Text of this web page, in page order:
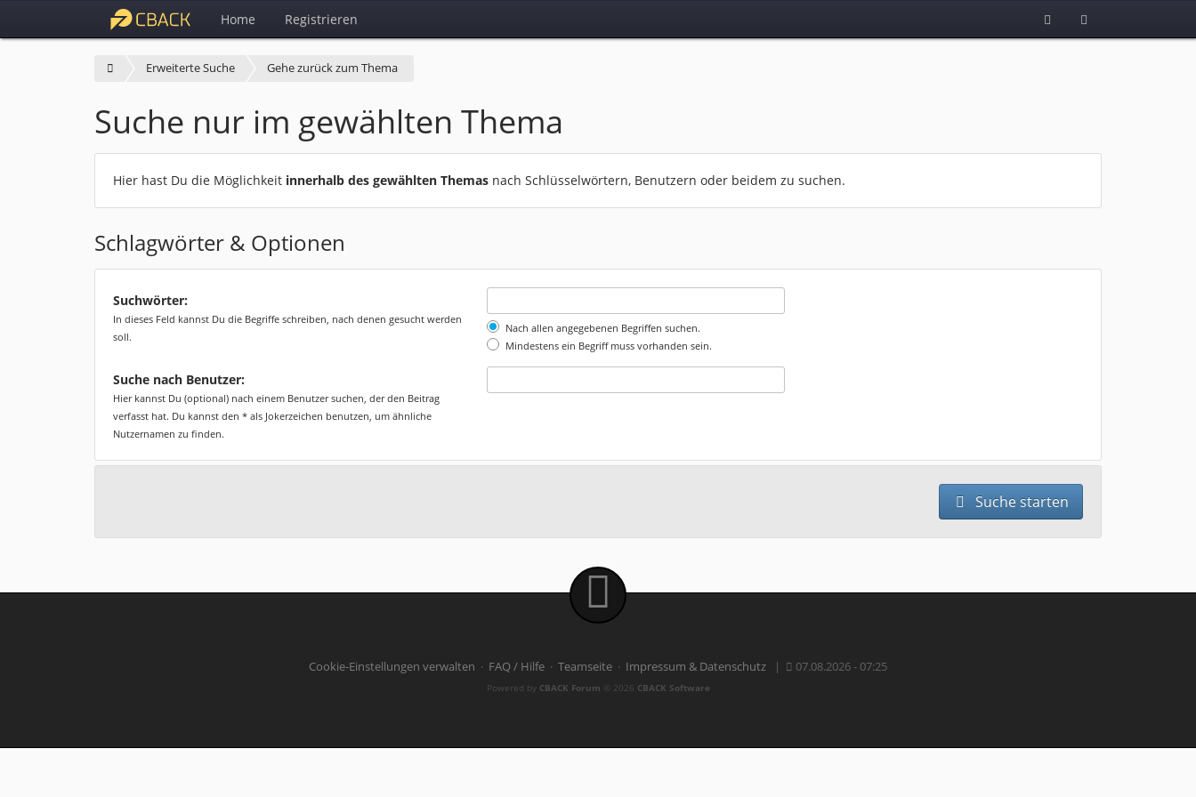
Home Registrieren
Erweiterte Suche Gehe zurück zum Thema
Suche nur im gewählten Thema
Hier hast Du die Möglichkeit innerhalb des gewählten Themas nach Schlüsselwörtern, Benutzern oder beidem zu suchen.
Schlagwörter & Optionen
Suchwörter:
In dieses Feld kannst Du die Begriffe schreiben, nach denen gesucht werden
soll.
Nach allen angegebenen Begriffen suchen.
Mindestens ein Begriff muss vorhanden sein.
Suche nach Benutzer:
Hier kannst Du (optional) nach einem Benutzer suchen, der den Beitrag
verfasst hat. Du kannst den * als Jokerzeichen benutzen, um ähnliche
Nutzernamen zu finden.
Suche starten
Cookie-Einstellungen verwalten · FAQ / Hilfe · Teamseite · Impressum & Datenschutz | 07.08.2026 - 07:25
Powered by CBACK Forum © 2026 CBACK Software